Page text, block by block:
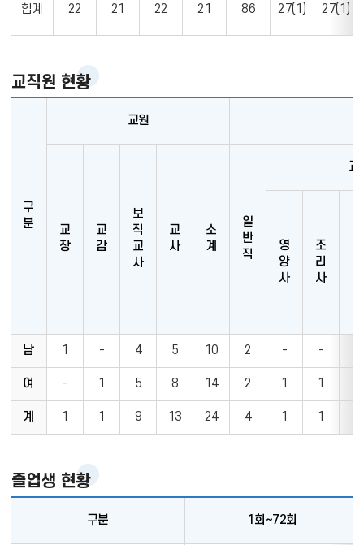
합계 22 21 22 21 86 27(1) 27(1)
교직원 현황
현
구
분
교원
교
장
교
감
보
직
교
사
교
사
소
계
일
반
직
교
영
양
사
조
리
사
조
리
실
무
사
남 1 - 4 5 10 2 - -
여 - 1 5 8 14 2 1 1
계 1 1 9 13 24 4 1 1
졸업생 현황
구분 1회∼72회